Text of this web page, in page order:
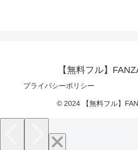
【無料フル】
プライバシーポリシー
© 2024 【無料フル】